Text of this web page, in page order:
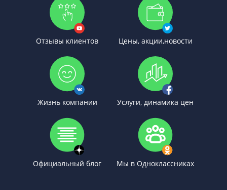
Отзывы клиентов Цены, акции,новости
Жизнь компании Услуги, динамика цен
Официальный блог Мы в Одноклассниках